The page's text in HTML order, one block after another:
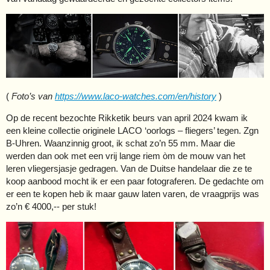
( Foto’s van https://www.laco-watches.com/en/history )
Op de recent bezochte Rikketik beurs van april 2024 kwam ik
een kleine collectie originele LACO ‘oorlogs – fliegers’ tegen. Zgn
B-Uhren. Waanzinnig groot, ik schat zo’n 55 mm. Maar die
werden dan ook met een vrij lange riem òm de mouw van het
leren vliegersjasje gedragen. Van de Duitse handelaar die ze te
koop aanbood mocht ik er een paar fotograferen. De gedachte om
er een te kopen heb ik maar gauw laten varen, de vraagprijs was
zo’n € 4000,-- per stuk!